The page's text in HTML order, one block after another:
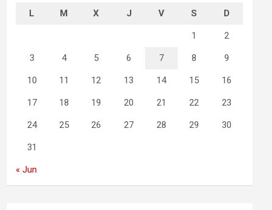
L M X J V S D
1 2
3 4 5 6 7 8 9
10 11 12 13 14 15 16
17 18 19 20 21 22 23
24 25 26 27 28 29 30
31
« Jun